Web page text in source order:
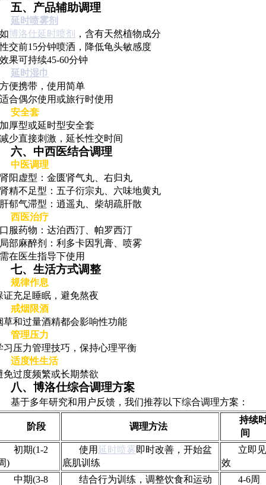
五、产品辅助调理
延时喷雾剂
博洛仕延时喷剂
，含有天然植物成分
交前15分钟喷洒，降低龟头敏感度
果可持续45-60分钟
延时湿巾
便携带，使用简单
合偶尔使用或旅行时使用
安全套
厚型或延时型安全套
少直接刺激，延长性交时间
六、中西医结合调理
中医调理
阳虚型：金匮肾气丸、右归丸
精不足型：五子衍宗丸、六味地黄丸
郁气滞型：逍遥丸、柴胡疏肝散
西医治疗
服药物：达泊西汀、帕罗西汀
部麻醉剂：利多卡因乳膏、喷雾
在医生指导下使用
七、生活方式调整
规律作息
证充足睡眠，避免熬夜
戒烟限酒
草和过量酒精都会影响性功能
管理压力
习压力管理技巧，保持心理平衡
适度性生活
免过度频繁或长期禁欲
八、博洛仕综合调理方案
基于多年研究和用户反馈，我们推荐以下综合调理方案：
阶段 调理方法
持续
间
初期(1-2
)
使用 延时喷雾即时改善，开始盆
底肌训练
立即见
效
中期(3-8
结合行为训练，调整饮食和运动
4-6周